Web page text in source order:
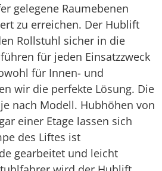
gelegene Raumebenen
zu erreichen. Der Hublift
Rollstuhl sicher in die
für jeden Einsatzzweck
für Innen- und
wir die perfekte Lösung. Die
nach Modell. Hubhöhen von
einer Etage lassen sich
des Liftes ist
gearbeitet und leicht